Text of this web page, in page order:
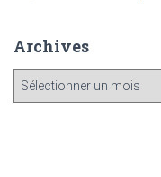
Archives